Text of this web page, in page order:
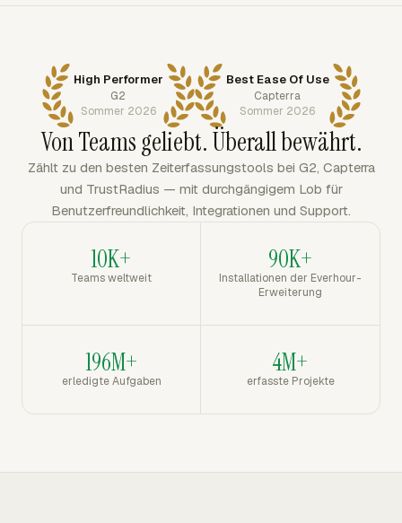
High Performer
G2
Sommer 2026
Best Ease Of Use
Capterra
Sommer 2026
Von Teams geliebt. Überall bewährt.
Zählt zu den besten Zeiterfassungstools bei G2, Capterra
und TrustRadius — mit durchgängigem Lob für
Benutzerfreundlichkeit, Integrationen und Support.
10K+
Teams weltweit
90K+
Installationen der Everhour-
Erweiterung
196M+
erledigte Aufgaben
4M+
erfasste Projekte